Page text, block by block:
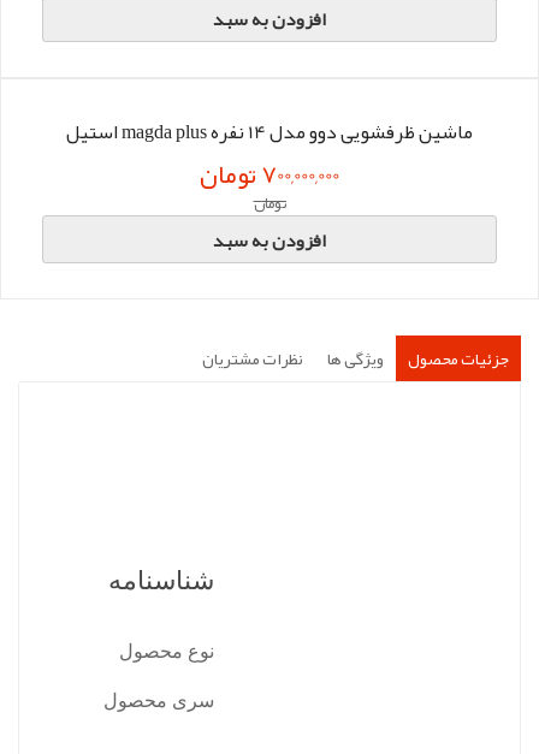
افزودن به سبد
ماشین ظرفشویی دوو مدل 14 نفره magda plus استیل
700,000,000 تومان
تومان
افزودن به سبد
جزئیات محصول ویژگی ها نظرات مشتریان
شناسنامه
نوع محصول
سری محصول